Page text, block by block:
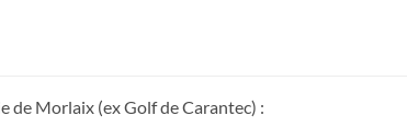
de Morlaix (ex Golf de Carantec) :